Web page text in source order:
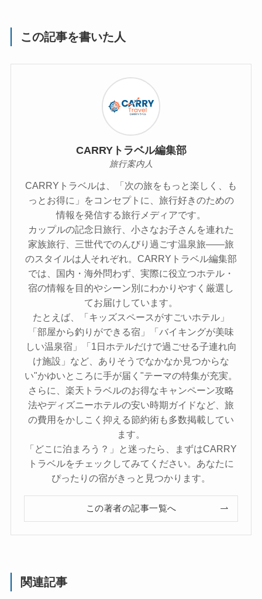
この記事を書いた人
CARRYトラベル編集部
旅行案内人
CARRYトラベルは、「次の旅をもっと楽しく、も
っとお得に」をコンセプトに、旅行好きのための
情報を発信する旅行メディアです。
カップルの記念日旅行、小さなお子さんを連れた
家族旅行、三世代でのんびり過ごす温泉旅――旅
のスタイルは人それぞれ。CARRYトラベル編集部
では、国内・海外問わず、実際に役立つホテル・
宿の情報を目的やシーン別にわかりやすく厳選し
てお届けしています。
たとえば、「キッズスペースがすごいホテル」
「部屋から釣りができる宿」「バイキングが美味
しい温泉宿」「1日ホテルだけで過ごせる子連れ向
け施設」など、ありそうでなかなか見つからな
い"かゆいところに手が届く"テーマの特集が充実。
さらに、楽天トラベルのお得なキャンペーン攻略
法やディズニーホテルの安い時期ガイドなど、旅
の費用をかしこく抑える節約術も多数掲載してい
ます。
「どこに泊まろう？」と迷ったら、まずはCARRY
トラベルをチェックしてみてください。あなたに
ぴったりの宿がきっと見つかります。
この著者の記事一覧へ
関連記事